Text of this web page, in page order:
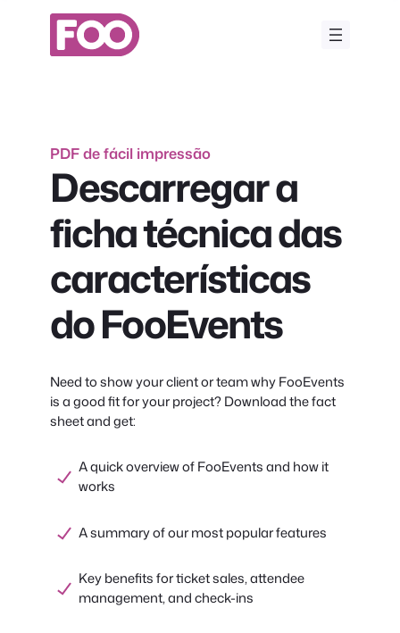
PDF de fácil impressão
Descarregar a
ficha técnica das
características
do FooEvents
Need to show your client or team why FooEvents
is a good fit for your project? Download the fact
sheet and get:
A quick overview of FooEvents and how it
works
A summary of our most popular features
Key benefits for ticket sales, attendee
management, and check-ins